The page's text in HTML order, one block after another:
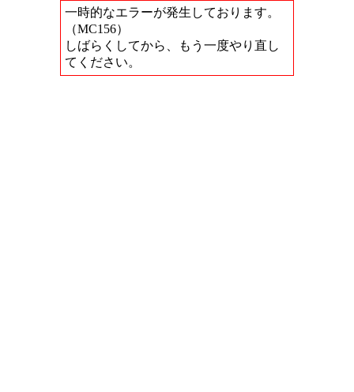
一時的なエラーが発生しております。
（MC156）
しばらくしてから、もう一度やり直し
てください。